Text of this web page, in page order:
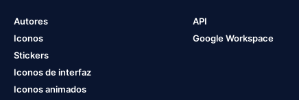
Autores
Iconos
Stickers
Iconos de interfaz
Iconos animados
API
Google Workspace